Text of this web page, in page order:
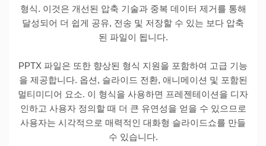
형식. 이것은 개선된 압축 기술과 중복 데이터 제거를 통해
달성되어 더 쉽게 공유, 전송 및 저장할 수 있는 보다 압축
된 파일이 됩니다.
PPTX 파일은 또한 향상된 형식 지원을 포함하여 고급 기능
을 제공합니다. 옵션, 슬라이드 전환, 애니메이션 및 포함된
멀티미디어 요소. 이 형식을 사용하면 프레젠테이션을 디자
인하고 사용자 정의할 때 더 큰 유연성을 얻을 수 있으므로
사용자는 시각적으로 매력적인 대화형 슬라이드쇼를 만들
수 있습니다.